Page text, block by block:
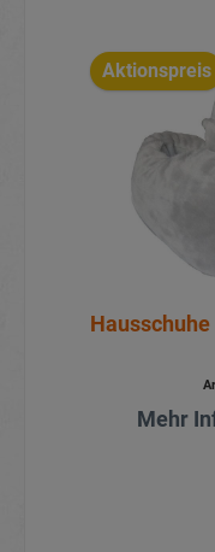
Aktionspreis
Mehr